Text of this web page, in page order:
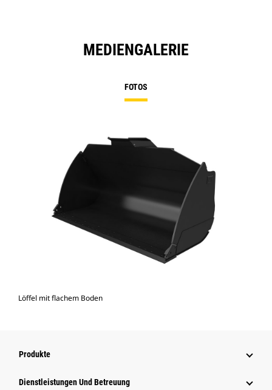
MEDIENGALERIE
FOTOS
Löffel mit flachem Boden
Produkte
Dienstleistungen Und Betreuung